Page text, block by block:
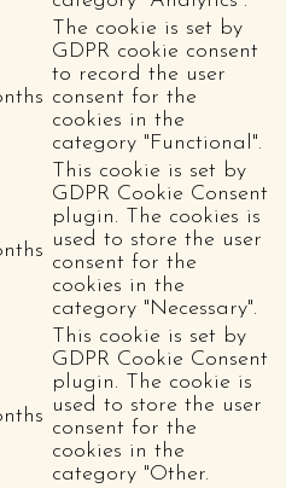
The cookie is set by
GDPR cookie consent
to record the user
consent for the
cookies in the
category "Functional".
This cookie is set by
GDPR Cookie Consent
plugin. The cookies is
used to store the user
consent for the
cookies in the
category "Necessary".
This cookie is set by
GDPR Cookie Consent
plugin. The cookie is
used to store the user
consent for the
cookies in the
category "Other.